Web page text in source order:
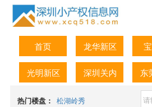
首页 龙华新区
光明新区 深圳关内 东
热门楼盘： 松湖岭秀